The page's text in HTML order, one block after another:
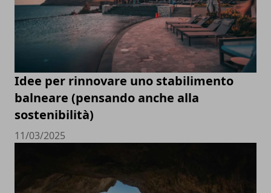
Idee per rinnovare uno stabilimento
balneare (pensando anche alla
sostenibilità)
11/03/2025